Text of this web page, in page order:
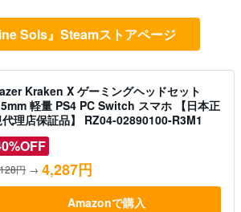
Sols』Steamストアページ
Kraken X ゲーミングヘッドセット
軽量 PS4 PC Switch スマホ 【日本正
理店保証品】 RZ04-02890100-R3M1
円 → 4,287円
Amazonで購入